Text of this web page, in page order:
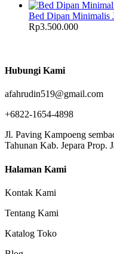
Bed Dipan Minimalis
Rp3.500.000
Hubungi Kami
afahrudin519@gmail.com
+6822-1654-4898
Jl. Paving Kampoeng
Tahunan Kab. Jepara Prop.
Halaman Kami
Kontak Kami
Tentang Kami
Katalog Toko